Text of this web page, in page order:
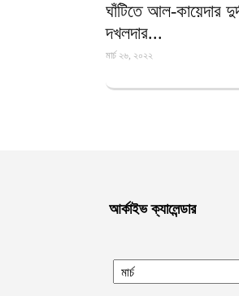
ঘাঁটিতে আল-কায়েদার
দখলদার...
মার্চ ২৬, ২০২২
আর্কাইভ ক্যালেন্ডার